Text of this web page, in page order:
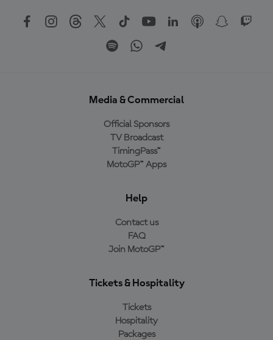
Media & Commercial
Official Sponsors
TV Broadcast
TimingPass™
MotoGP™ Apps
Help
Contact us
FAQ
Join MotoGP™
Tickets & Hospitality
Tickets
Hospitality
Packages